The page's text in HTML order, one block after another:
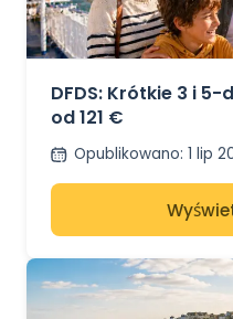
DFDS: Krótkie 3 i
od 121 €
Opublikowano: 1 lip